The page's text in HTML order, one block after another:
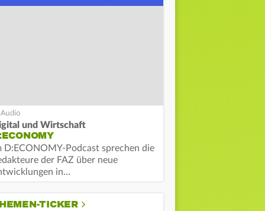
und Wirtschaft
D:ECONOMY-Podcast sprechen die
der FAZ über neue
in…
TICKER